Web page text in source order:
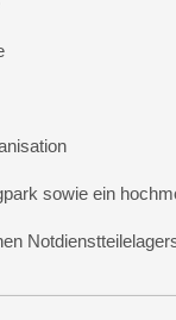
sowie ein